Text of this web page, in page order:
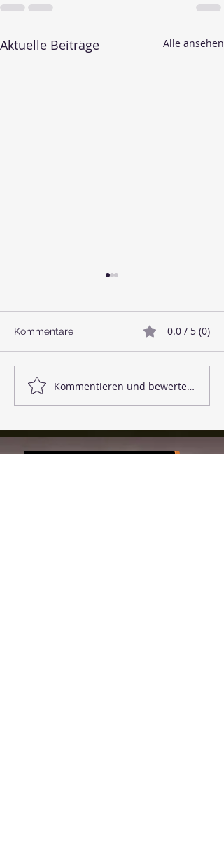
Aktuelle Beiträge Alle ansehen
🥓 Veganer Bacon
Kommentare 0.0 / 5 (0)
Kommentieren und bewerten...